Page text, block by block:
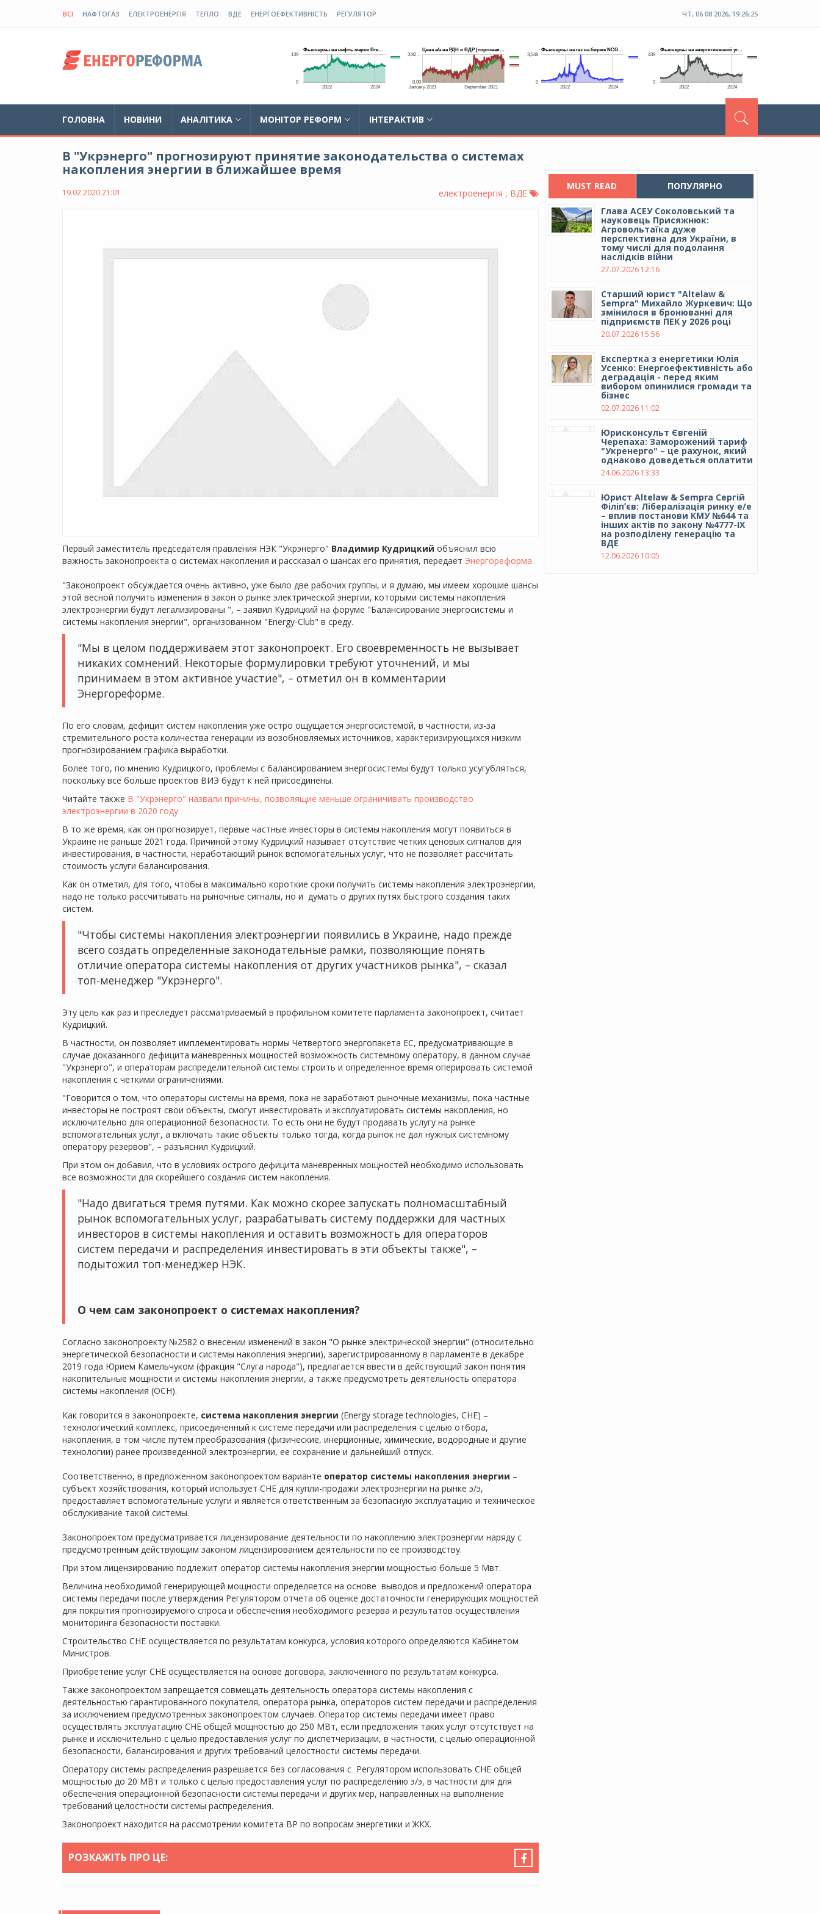
ВСІ НАФТОГАЗ ЕЛЕКТРОЕНЕРГІЯ ТЕПЛО ВДЕ ЕНЕРГОЕФЕКТИВНІСТЬ РЕГУЛЯТОР ЧТ, 06 08 2026, 19:26:26
ГОЛОВНА НОВИНИ АНАЛІТИКА МОНІТОР РЕФОРМ ІНТЕРАКТИВ
В "Укрэнерго" прогнозируют принятие законодательства о системах
накопления энергии в ближайшее время
19.02.2020 21:01 електроенергія , ВДЕ
Первый заместитель председателя правления НЭК "Укрэнерго" Владимир Кудрицкий объяснил всю
важность законопроекта о системах накопления и рассказал о шансах его принятия, передает Энергореформа.
"Законопроект обсуждается очень активно, уже было две рабочих группы, и я думаю, мы имеем хорошие шансы
этой весной получить изменения в закон о рынке электрической энергии, которыми системы накопления
электроэнергии будут легализированы ", – заявил Кудрицкий на форуме "Балансирование энергосистемы и
системы накопления энергии", организованном "Energy-Club" в среду.
"Мы в целом поддерживаем этот законопроект. Его своевременность не вызывает
никаких сомнений. Некоторые формулировки требуют уточнений, и мы
принимаем в этом активное участие", – отметил он в комментарии
Энергореформе.
По его словам, дефицит систем накопления уже остро ощущается энергосистемой, в частности, из-за
стремительного роста количества генерации из возобновляемых источников, характеризирующихся низким
прогнозированием графика выработки.
Более того, по мнению Кудрицкого, проблемы с балансированием энергосистемы будут только усугубляться,
поскольку все больше проектов ВИЭ будут к ней присоединены.
Читайте также В "Укрэнерго" назвали причины, позволящие меньше ограничивать производство
электроэнергии в 2020 году
В то же время, как он прогнозирует, первые частные инвесторы в системы накопления могут появиться в
Украине не раньше 2021 года. Причиной этому Кудрицкий называет отсутствие четких ценовых сигналов для
инвестирования, в частности, неработающий рынок вспомогательных услуг, что не позволяет рассчитать
стоимость услуги балансирования.
Как он отметил, для того, чтобы в максимально короткие сроки получить системы накопления электроэнергии,
надо не только рассчитывать на рыночные сигналы, но и думать о других путях быстрого создания таких
систем.
"Чтобы системы накопления электроэнергии появились в Украине, надо прежде
всего создать определенные законодательные рамки, позволяющие понять
отличие оператора системы накопления от других участников рынка", – сказал
топ-менеджер "Укрэнерго".
Эту цель как раз и преследует рассматриваемый в профильном комитете парламента законопроект, считает
Кудрицкий.
В частности, он позволяет имплементировать нормы Четвертого энергопакета ЕС, предусматривающие в
случае доказанного дефицита маневренных мощностей возможность системному оператору, в данном случае
"Укрэнерго", и операторам распределительной системы строить и определенное время оперировать системой
накопления с четкими ограничениями.
"Говорится о том, что операторы системы на время, пока не заработают рыночные механизмы, пока частные
инвесторы не построят свои объекты, смогут инвестировать и эксплуатировать системы накопления, но
исключительно для операционной безопасности. То есть они не будут продавать услугу на рынке
вспомогательных услуг, а включать такие объекты только тогда, когда рынок не дал нужных системному
оператору резервов", – разъяснил Кудрицкий.
При этом он добавил, что в условиях острого дефицита маневренных мощностей необходимо использовать
все возможности для скорейшего создания систем накопления.
"Надо двигаться тремя путями. Как можно скорее запускать полномасштабный
рынок вспомогательных услуг, разрабатывать систему поддержки для частных
инвесторов в системы накопления и оставить возможность для операторов
систем передачи и распределения инвестировать в эти объекты также", –
подытожил топ-менеджер НЭК.
О чем сам законопроект о системах накопления?
Согласно законопроекту №2582 о внесении изменений в закон "О рынке электрической энергии" (относительно
энергетической безопасности и системы накопления энергии), зарегистрированному в парламенте в декабре
2019 года Юрием Камельчуком (фракция "Слуга народа"), предлагается ввести в действующий закон понятия
накопительные мощности и системы накопления энергии, а также предусмотреть деятельность оператора
системы накопления (ОСН).
Как говорится в законопроекте, система накопления энергии (Energy storage technologies, СНЕ) –
технологический комплекс, присоединенный к системе передачи или распределения с целью отбора,
накопления, в том числе путем преобразования (физические, инерционные, химические, водородные и другие
технологии) ранее произведенной электроэнергии, ее сохранение и дальнейший отпуск.
Соответственно, в предложенном законопроектом варианте оператор системы накопления энергии –
субъект хозяйствования, который использует СНЕ для купли-продажи электроэнергии на рынке э/э,
предоставляет вспомогательные услуги и является ответственным за безопасную эксплуатацию и техническое
обслуживание такой системы.
Законопроектом предусматривается лицензирование деятельности по накоплению электроэнергии наряду с
предусмотренным действующим законом лицензированием деятельности по ее производству.
При этом лицензированию подлежит оператор системы накопления энергии мощностью больше 5 Мвт.
Величина необходимой генерирующей мощности определяется на основе выводов и предложений оператора
системы передачи после утверждения Регулятором отчета об оценке достаточности генерирующих мощностей
для покрытия прогнозируемого спроса и обеспечения необходимого резерва и результатов осуществления
мониторинга безопасности поставки.
Строительство СНЕ осуществляется по результатам конкурса, условия которого определяются Кабинетом
Министров.
Приобретение услуг СНЕ осуществляется на основе договора, заключенного по результатам конкурса.
Также законопроектом запрещается совмещать деятельность оператора системы накопления с
деятельностью гарантированного покупателя, оператора рынка, операторов систем передачи и распределения
за исключением предусмотренных законопроектом случаев. Оператор системы передачи имеет право
осуществлять эксплуатацию СНЕ общей мощностью до 250 МВт, если предложения таких услуг отсутствует на
рынке и исключительно с целью предоставления услуг по диспетчеризации, в частности, с целью операционной
безопасности, балансирования и других требований целостности системы передачи.
Оператору системы распределения разрешается без согласования с Регулятором использовать СНЕ общей
мощностью до 20 МВт и только с целью предоставления услуг по распределению э/э, в частности для для
обеспечения операционной безопасности системы передачи и других мер, направленных на выполнение
требований целостности системы распределения.
Законопроект находится на рассмотрении комитета ВР по вопросам энергетики и ЖКХ.
РОЗКАЖІТЬ ПРО ЦЕ:
MUST READ ПОПУЛЯРНО
Глава АСЕУ Соколовський та
науковець Присяжнюк:
Агровольтаїка дуже
перспективна для України, в
тому числі для подолання
наслідків війни
27.07.2026 12:16
Cтарший юрист "Altelaw &
Sempra" Михайло Журкевич: Що
змінилося в бронюванні для
підприємств ПЕК у 2026 році
20.07.2026 15:56
Експертка з енергетики Юлія
Усенко: Енергоефективність або
деградація - перед яким
вибором опинилися громади та
бізнес
02.07.2026 11:02
Юрисконсульт Євгеній
Черепаха: Заморожений тариф
"Укренерго" – це рахунок, який
однаково доведеться оплатити
24.06.2026 13:33
Юрист Altelaw & Sempra Сергій
Філіпʼєв: Лібералізація ринку е/е
– вплив постанови КМУ №644 та
інших актів по закону №4777-IX
на розподілену генерацію та
ВДЕ
12.06.2026 10:05